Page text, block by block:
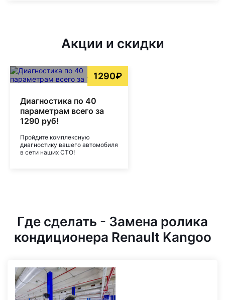
Акции и скидки
1290₽
Диагностика по 40
параметрам всего за
1290 руб!
Пройдите комплексную
диагностику вашего автомобиля
в сети наших СТО!
Где сделать - Замена ролика
кондиционера Renault Kangoo